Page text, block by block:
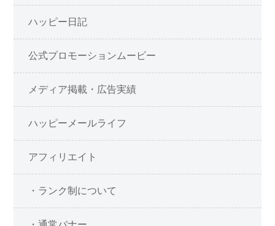
ハッピー日記
公式プロモーションムービー
メディア掲載・広告実績
ハッピーメールライフ
アフィリエイト
・ランク制について